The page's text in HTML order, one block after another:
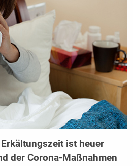
ist heuer
der Corona-Maßnahmen